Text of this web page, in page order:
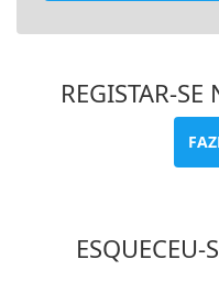
REGISTAR-
ESQUECEU-